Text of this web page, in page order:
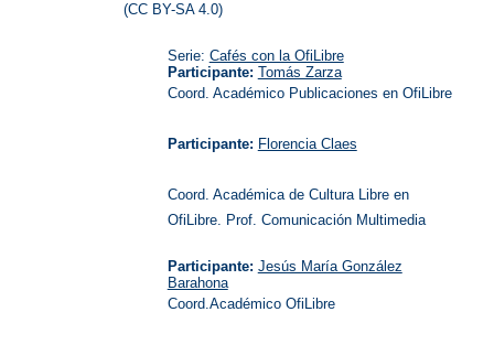
(CC BY-SA 4.0)
Serie: Cafés con la OfiLibre
Participante: Tomás Zarza
Coord. Académico Publicaciones en OfiLibre
Participante: Florencia Claes
Coord. Académica de Cultura Libre en
OfiLibre. Prof. Comunicación Multimedia
Participante: Jesús María González
Barahona
Coord.Académico OfiLibre